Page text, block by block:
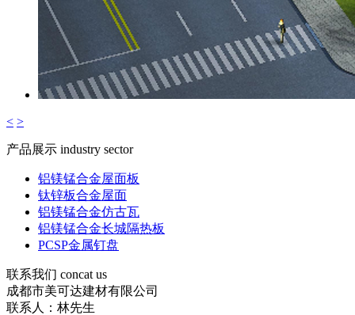
< >
产品展示 industry sector
铝镁锰合金屋面板
钛锌板合金屋面
铝镁锰合金仿古瓦
铝镁锰合金长城隔热板
PCSP金属钉盘
联系我们 concat us
成都市美可达建材有限公司
联系人：林先生